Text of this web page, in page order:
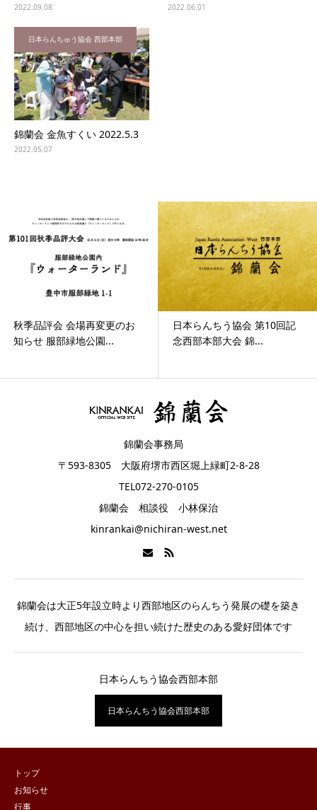
2022.09.08 2022.06.01
日本らんちゅう協会 西部本部
錦蘭会 金魚すくい 2022.5.3
2022.05.07
秋季品評会 会場再変更のお
知らせ 服部緑地公園...
日本らんちう協会 第10回記
念西部本部大会 錦...
錦蘭会事務局
〒593-8305 大阪府堺市西区堀上緑町2-8-28
TEL072-270-0105
錦蘭会 相談役 小林保治
kinrankai@nichiran-west.net
錦蘭会は大正5年設立時より西部地区のらんちう発展の礎を築き
続け、西部地区の中心を担い続けた歴史のある愛好団体です
日本らんちう協会西部本部
日本らんちう協会西部本部
トップ
お知らせ
行事